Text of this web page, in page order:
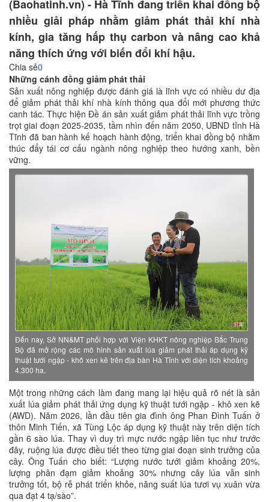
(Baohatinh.vn) - Hà Tĩnh đang triển khai đồng bộ
nhiều giải pháp nhằm giảm phát thải khí nhà
kính, gia tăng hấp thụ carbon và nâng cao khả
năng thích ứng với biến đổi khí hậu.
Chia sẻ0
Những cánh đồng giảm phát thải
Sản xuất nông nghiệp được đánh giá là lĩnh vực có nhiều dư địa
để giảm phát thải khí nhà kính thông qua đổi mới phương thức
canh tác. Thực hiện Đề án sản xuất giảm phát thải lĩnh vực trồng
trọt giai đoạn 2025-2035, tầm nhìn đến năm 2050, UBND tỉnh Hà
Tĩnh đã ban hành kế hoạch hành động, triển khai đồng bộ nhằm
thúc đẩy tái cơ cấu ngành nông nghiệp theo hướng xanh, bền
vững.
Đến nay, Sở NN&MT phối hợp với Viện KHKT nông nghiệp Bắc Trung
Bộ đã mở rộng các mô hình sản xuất lúa giảm phát thải áp dụng kỹ
thuật tưới ngập - khô xen kẽ trên địa bàn Hà Tĩnh với diện tích khoảng
4.300 ha.
Một trong những cách làm đang mang lại hiệu quả rõ nét là sản
xuất lúa giảm phát thải ứng dụng kỹ thuật tưới ngập - khô xen kẽ
(AWD). Năm 2026, lần đầu tiên gia đình ông Phan Đình Tuấn ở
thôn Minh Tiến, xã Tùng Lộc áp dụng kỹ thuật này trên diện tích
gần 6 sào lúa. Thay vì duy trì mực nước ngập liên tục như trước
đây, ruộng lúa được điều tiết theo từng giai đoạn sinh trưởng của
cây. Ông Tuấn cho biết: “Lượng nước tưới giảm khoảng 20%,
lượng phân đạm giảm khoảng 30% nhưng cây lúa vẫn sinh
trưởng tốt, bộ rễ phát triển khỏe, năng suất lúa tươi vụ xuân vừa
qua đạt 4 tạ/sào”.